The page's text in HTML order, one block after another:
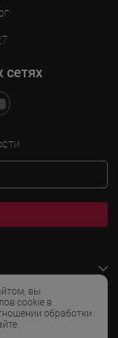
вы
cookie в
обработки